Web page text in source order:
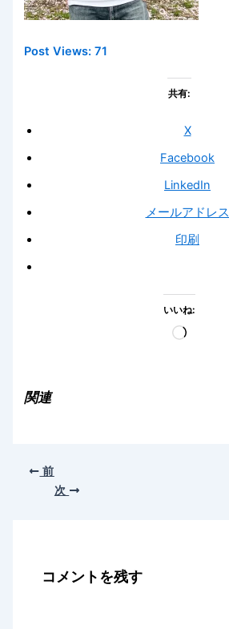
Post Views: 71
共有:
X
Facebook
LinkedIn
メールアドレス
印刷
いいね:
読
関連
前
次
コメントを残す